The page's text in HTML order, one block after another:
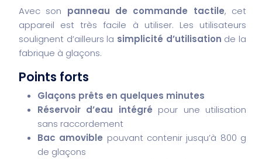
Avec son panneau de commande tactile, cet
appareil est très facile à utiliser. Les utilisateurs
soulignent d’ailleurs la simplicité d’utilisation de la
fabrique à glaçons.
Points forts
Glaçons prêts en quelques minutes
Réservoir d’eau intégré pour une utilisation
sans raccordement
Bac amovible pouvant contenir jusqu’à 800 g
de glaçons